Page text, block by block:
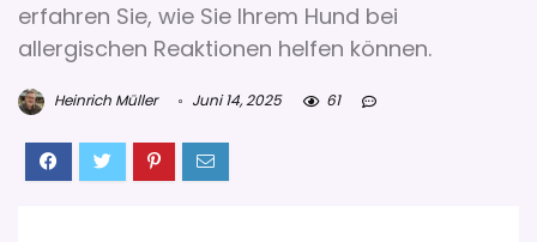
erfahren Sie, wie Sie Ihrem Hund bei
allergischen Reaktionen helfen können.
Heinrich Müller Juni 14, 2025 61